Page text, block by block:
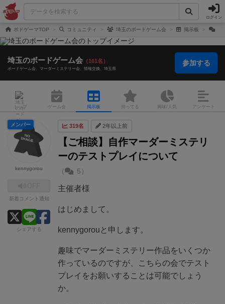
ログイン
ボドゲーマTOP コミュニティ 埼玉のボードゲーム会 掲示板
埼玉のボードゲーム会 （161名）
ボードゲーム会 マーダーミステリー会 情報交換 埼玉県
参加する
トップ ゲーム会 掲示板 持ってる 興味/人気 アンケート
319名 2年以上前
【ご相談】自作マーダーミステリ
ーのテストプレイについて
（ 5）
主催者様
はじめまして。
kennygorouと申します。
趣味でマーダーミステリー作品をいくつか
作っているのですが、こちらの会でテスト
プレイをお願いすることは可能でしょう
か。
メンバー
kennygorou
新着コメント通知
シェアする